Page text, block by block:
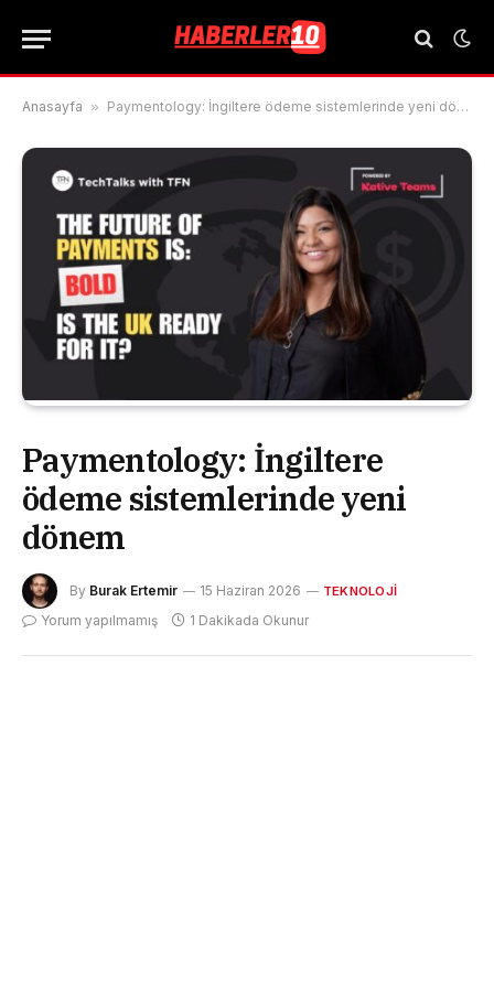
Anasayfa » Paymentology: İngiltere ödeme sistemlerinde yeni dönem
Paymentology: İngiltere
ödeme sistemlerinde yeni
dönem
By Burak Ertemir 15 Haziran 2026 TEKNOLOJI
Yorum yapılmamış 1 Dakikada Okunur